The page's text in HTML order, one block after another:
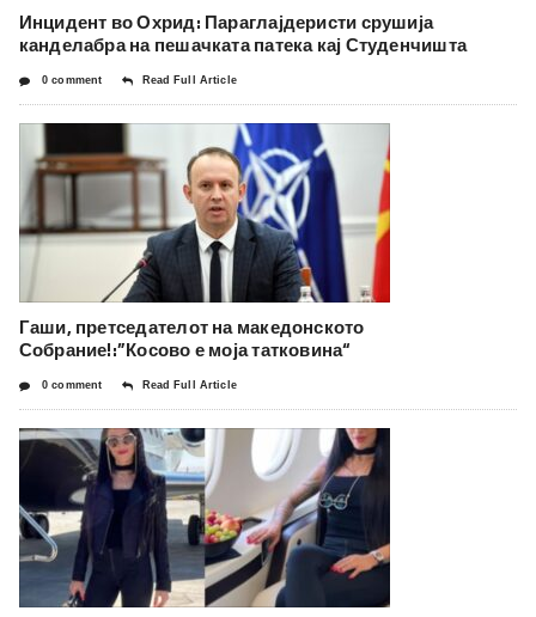
Инцидент во Охрид: Параглајдеристи срушија
канделабра на пешачката патека кај Студенчишта
0 comment Read Full Article
Гаши, претседателот на македонското
Собрание!:”Косово е моја татковина“
0 comment Read Full Article